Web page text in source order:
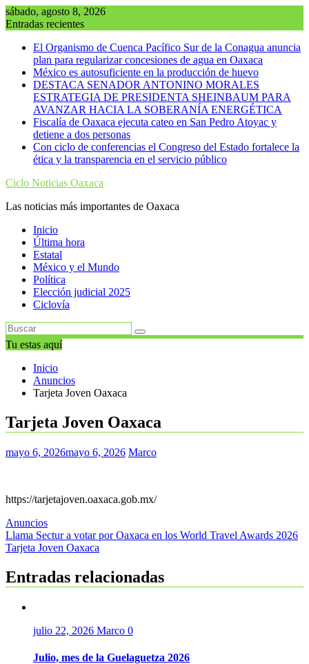
Saltar
al
sábado, agosto 8, 2026
Entradas recientes
El Organismo de Cuenca Pacífico Sur de la Conagua anuncia
plan para regularizar concesiones de agua en Oaxaca
México es autosuficiente en la producción de huevo
DESTACA SENADOR ANTONINO MORALES
ESTRATEGIA DE PRESIDENTA SHEINBAUM PARA
AVANZAR HACIA LA SOBERANÍA ENERGÉTICA
Fiscalía de Oaxaca ejecuta cateo en San Pedro Atoyac y
detiene a dos personas
Con ciclo de conferencias el Congreso del Estado fortalece la
ética y la transparencia en el servicio público
Ciclo Noticias Oaxaca
Las noticias más importantes de Oaxaca
Inicio
Última hora
Estatal
México y el Mundo
Política
Elección judicial 2025
Ciclovía
Tu estas aquí
Inicio
Anuncios
Tarjeta Joven Oaxaca
Tarjeta Joven Oaxaca
mayo 6, 2026mayo 6, 2026 Marco
https://tarjetajoven.oaxaca.gob.mx/
Anuncios
Navegación
de
entradas
Llama Sectur a votar por Oaxaca en los World Travel Awards 2026
Tarjeta Joven Oaxaca
Entradas relacionadas
julio 22, 2026 Marco 0
Julio, mes de la Guelaguetza 2026